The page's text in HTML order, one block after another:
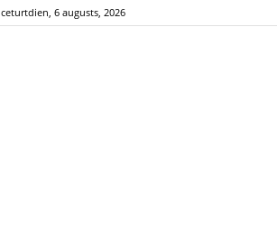
ceturtdien, 6 augusts, 2026